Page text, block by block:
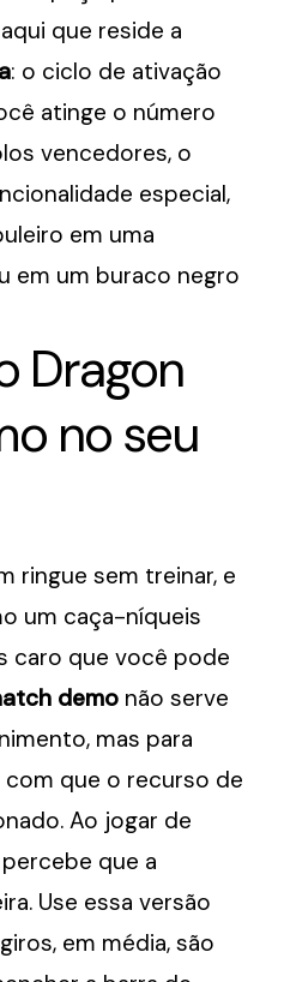
que reside a
: o ciclo de ativação
atinge o número
vencedores, o
especial,
em uma
em um buraco negro
Dragon
no seu
ringue sem treinar, e
um caça-níqueis
caro que você pode
demo não serve
mas para
que o recurso de
Ao jogar de
que a
Use essa versão
em média, são